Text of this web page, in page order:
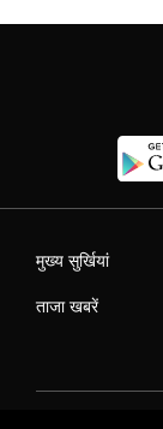
मुख्य सुर्खियां
ताजा खबरें